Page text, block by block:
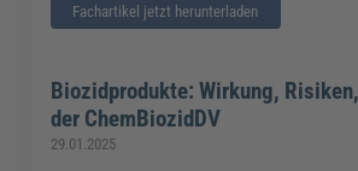
Fachartikel jetzt herunterladen
Biozidprodukte: Wirkung,
der ChemBiozidDV
29.01.2025